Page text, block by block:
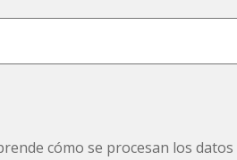
cómo se procesan los datos